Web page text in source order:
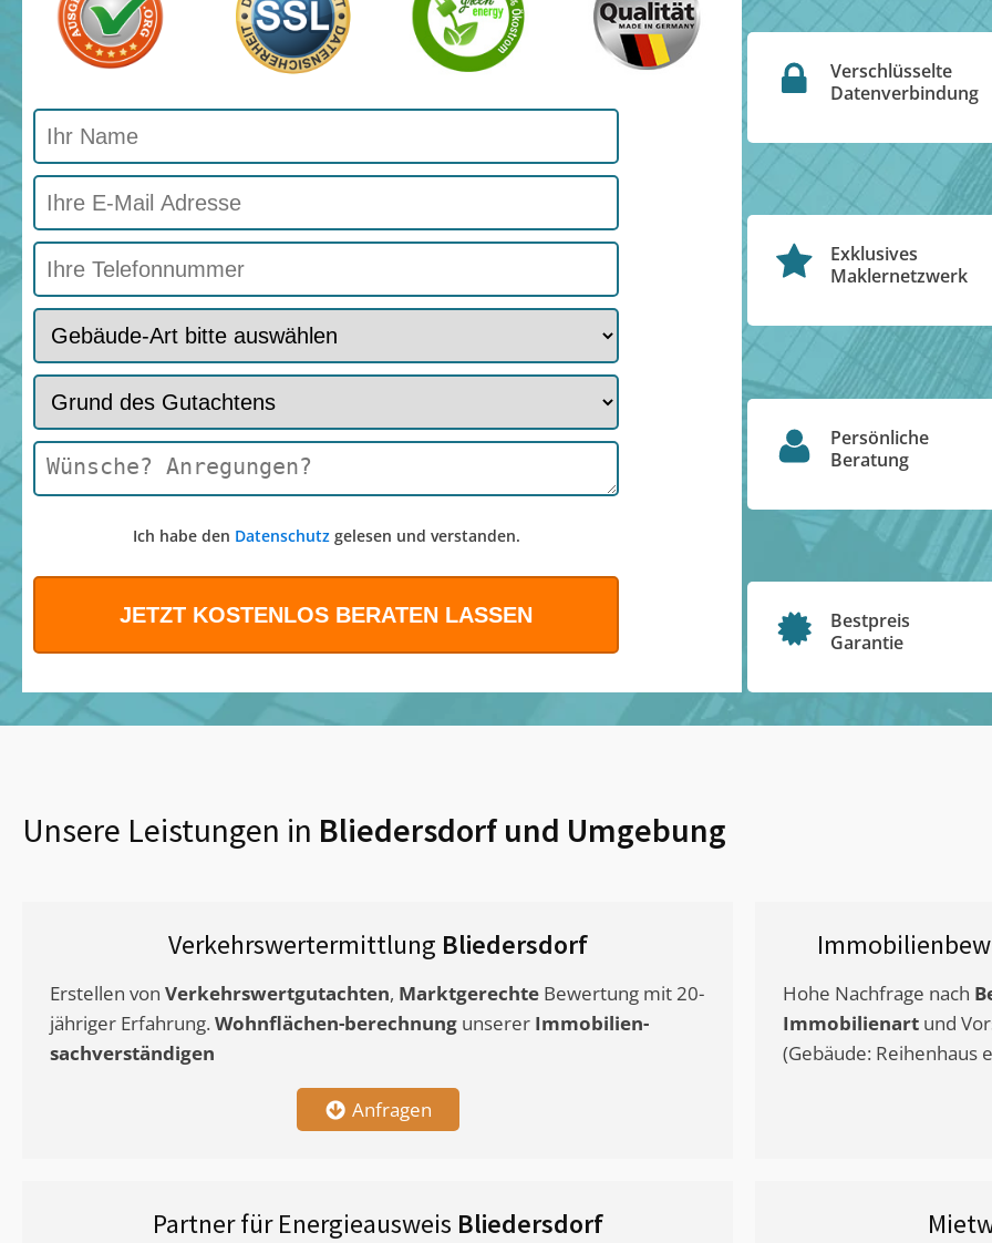
Ich habe den Datenschutzgelesen und verstanden.
Verschlüsselte
Datenverbindung
Exklusives
Maklernetzwerk
Persönliche
Beratung
Bestpreis
Garantie
Unsere Leistungen in Bliedersdorfund Umgebung
Verkehrswertermittlung Bliedersdorf
Erstellen von Verkehrswertgutachten, Marktgerechte Bewertung mit 20-
jähriger Erfahrung. Wohnflächen-berechnung unserer Immobilien-
sachverständigen
Anfragen
Hohe Nachfrage nach
Immobilienart und
(Gebäude: Reihenhaus
Partner für Energieausweis Bliedersdorf